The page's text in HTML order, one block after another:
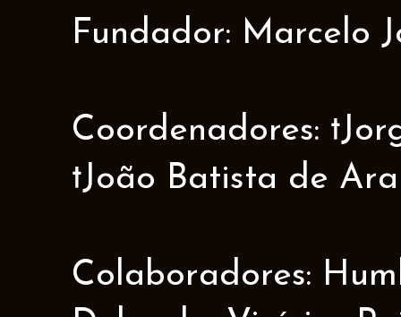
Fundador: Marcelo
Coordenadores:
†João Batista de
Colaboradores: